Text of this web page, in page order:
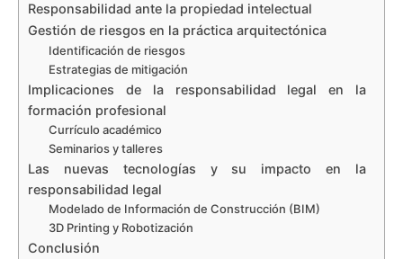
Responsabilidad ante la propiedad intelectual
Gestión de riesgos en la práctica arquitectónica
Identificación de riesgos
Estrategias de mitigación
Implicaciones de la responsabilidad legal en la
formación profesional
Currículo académico
Seminarios y talleres
Las nuevas tecnologías y su impacto en la
responsabilidad legal
Modelado de Información de Construcción (BIM)
3D Printing y Robotización
Conclusión